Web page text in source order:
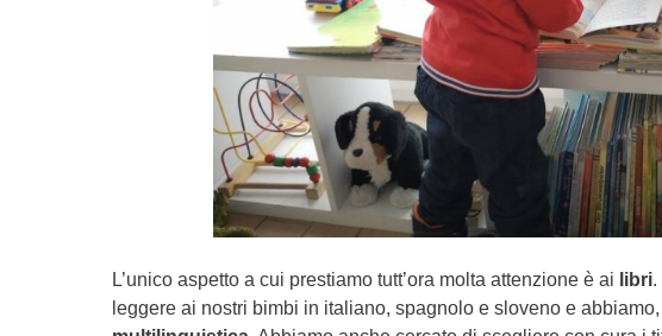
L’unico aspetto a cui prestiamo tutt’ora molta attenzione è ai libri.
leggere ai nostri bimbi in italiano, spagnolo e sloveno e